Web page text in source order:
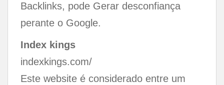
Backlinks, pode Gerar desconfiança
perante o Google.
Index kings
indexkings.com/
Este website é considerado entre um